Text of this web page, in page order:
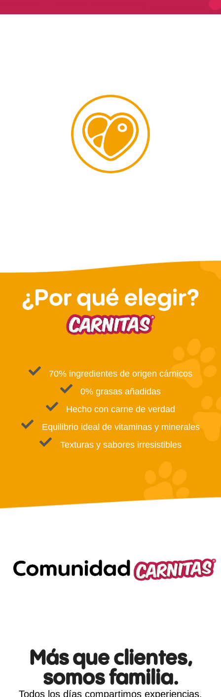
70% ingredientes de origen cárnicos
0% grasas añadidas
Hecho con carne de verdad
Equilibrio ideal de vitaminas y minerales
Texturas y sabores irresistibles
Más que clientes,
somos familia.
Todos los días compartimos experiencias,